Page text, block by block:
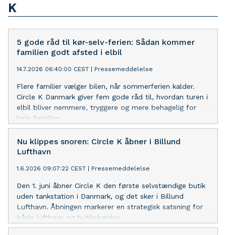
K
5 gode råd til kør-selv-ferien: Sådan kommer
familien godt afsted i elbil
14.7.2026 06:40:00 CEST | Pressemeddelelse
Flere familier vælger bilen, når sommerferien kalder.
Circle K Danmark giver fem gode råd til, hvordan turen i
elbil bliver nemmere, tryggere og mere behagelig for
hele familien.
Nu klippes snoren: Circle K åbner i Billund
Lufthavn
1.6.2026 09:07:22 CEST | Pressemeddelelse
Den 1. juni åbner Circle K den første selvstændige butik
uden tankstation i Danmark, og det sker i Billund
Lufthavn. Åbningen markerer en strategisk satsning for
både lufthavn og butikskæden.